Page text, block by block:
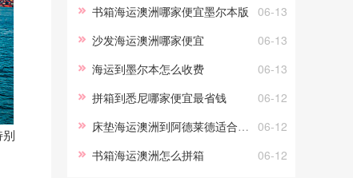
必看的具体情况，可以帮助您更
06-13
书箱海运澳洲哪家便宜墨尔本版
06-13
沙发海运澳洲哪家便宜
06-13
海运到墨尔本怎么收费
06-12
拼箱到悉尼哪家便宜最省钱
06-12
床垫海运澳洲到阿德莱德适合寄什么
06-12
书箱海运澳洲怎么拼箱